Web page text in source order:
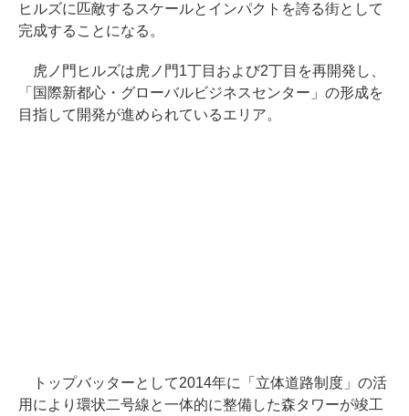
ヒルズに匹敵するスケールとインパクトを誇る街として
完成することになる。
虎ノ門ヒルズは虎ノ門1丁目および2丁目を再開発し、
「国際新都心・グローバルビジネスセンター」の形成を
目指して開発が進められているエリア。
トップバッターとして2014年に「立体道路制度」の活
用により環状二号線と一体的に整備した森タワーが竣工